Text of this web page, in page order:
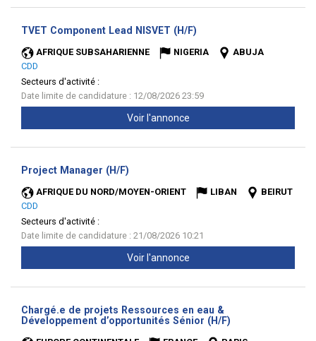
TVET Component Lead NISVET (H/F)
AFRIQUE SUBSAHARIENNE NIGERIA
ABUJA
CDD
Secteurs d'activité :
Date limite de candidature : 12/08/2026 23:59
Voir l'annonce
Project Manager (H/F)
AFRIQUE DU NORD/MOYEN-ORIENT LIBAN
BEIRUT
CDD
Secteurs d'activité :
Date limite de candidature : 21/08/2026 10:21
Voir l'annonce
Chargé.e de projets Ressources en eau &
Développement d’opportunités Sénior (H/F)